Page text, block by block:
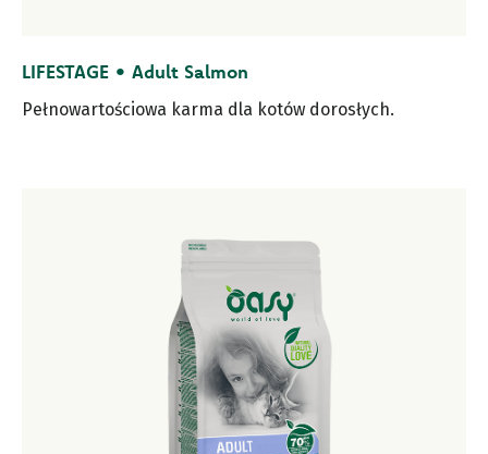
LIFESTAGE • Adult Salmon
Pełnowartościowa karma dla kotów dorosłych.